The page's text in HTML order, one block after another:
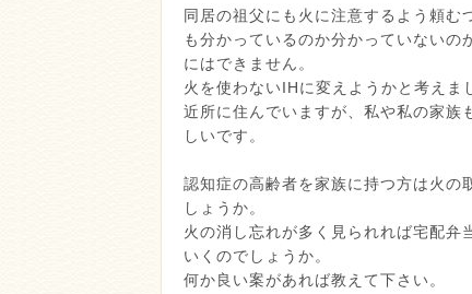
同居の祖父にも火に注意するよう頼む
も分かっているのか分かっていないの
にはできません。
火を使わないIHに変えようかと考えま
近所に住んでいますが、私や私の家族
しいです。
認知症の高齢者を家族に持つ方は火の
しょうか。
火の消し忘れが多く見られれば宅配弁
いくのでしょうか。
何か良い案があれば教えて下さい。